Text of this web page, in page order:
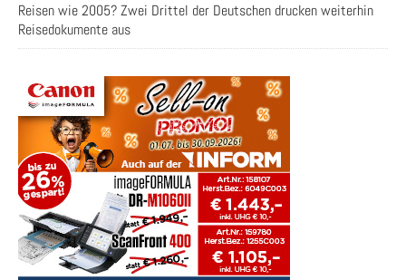
Reisen wie 2005? Zwei Drittel der Deutschen drucken weiterhin
Reisedokumente aus